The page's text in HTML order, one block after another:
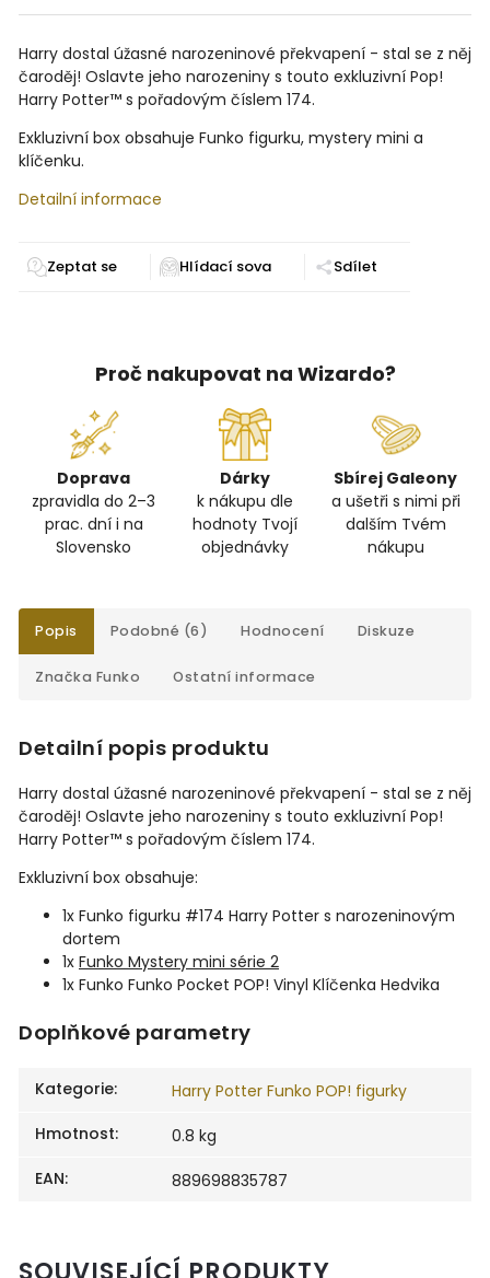
Harry dostal úžasné narozeninové překvapení - stal se z něj
čaroděj! Oslavte jeho narozeniny s touto exkluzivní Pop!
Harry Potter™ s pořadovým číslem 174.
Exkluzivní box obsahuje Funko figurku, mystery mini a
klíčenku.
Detailní informace
Zeptat se Sdílet
Proč nakupovat na Wizardo?
Doprava
zpravidla do 2–3
prac. dní i na
Slovensko
Dárky
k nákupu dle
hodnoty Tvojí
objednávky
Sbírej Galeony
a ušetři s nimi při
dalším Tvém
nákupu
Popis Podobné (6) Hodnocení Diskuze
Značka Funko Ostatní informace
Detailní popis produktu
Harry dostal úžasné narozeninové překvapení - stal se z něj
čaroděj! Oslavte jeho narozeniny s touto exkluzivní Pop!
Harry Potter™ s pořadovým číslem 174.
Exkluzivní box obsahuje:
1x Funko figurku #174 Harry Potter s narozeninovým
dortem
1x Funko Mystery mini série 2
1x Funko Funko Pocket POP! Vinyl Klíčenka Hedvika
Doplňkové parametry
Kategorie:
Harry Potter Funko POP! figurky
Hmotnost:
0.8 kg
EAN: 889698835787